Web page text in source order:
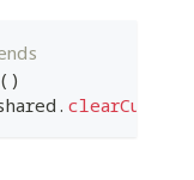
( )
.